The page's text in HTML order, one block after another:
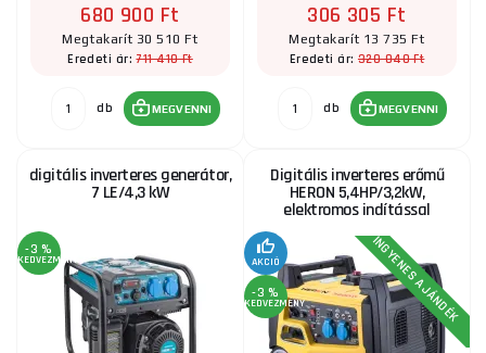
680 900 Ft
Megtakarít 30 510 Ft
Eredeti ár:711 410 Ft
db MEGVENNI
306 305 Ft
Megtakarít 13 735 Ft
Eredeti ár: 320 040 Ft
db MEGVENNI
digitális inverteres generátor,
7 LE/4,3 kW
-3 %
KEDVEZMÉNY
Digitális inverteres erőmű
HERON 5,4HP/3,2kW,
elektromos indítással
AKCIÓ
-3 %
KEDVEZMÉNY INGYENES AJÁNDÉK